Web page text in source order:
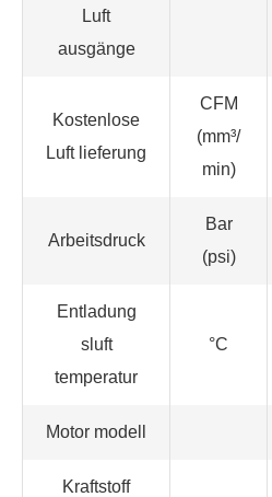
Luft
ausgänge
Kostenlose
Luft lieferung
CFM
(mm³/
min)
Arbeitsdruck
Bar
(psi)
Entladung
sluft
temperatur
°C
Motor modell
Kraftstoff